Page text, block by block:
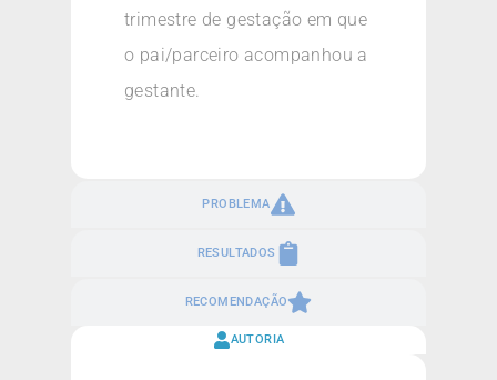
PROBLEMA
RESULTADOS
RECOMENDAÇÃO
trimestre de gestação em que
o pai/parceiro acompanhou a
gestante.
AUTORIA